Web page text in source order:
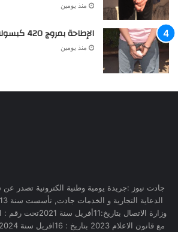
منذ يومين
الإطاحة بمروج 420 كبسولة مهلوسة بالمسيلة
منذ يومين
جادت نيوز :جريدة يومية وطنية الكترونية تصدر عن